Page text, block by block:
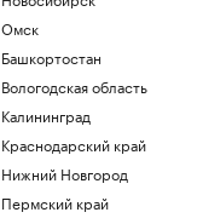
Омск
Башкортостан
Вологодская область
Калининград
Краснодарский край
Нижний Новгород
Пермский край